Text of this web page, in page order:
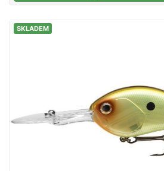
13 cm, 16 cm a 20 cm.
SKLADEM